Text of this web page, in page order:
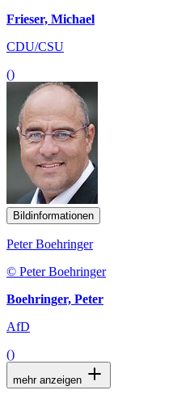
Frieser, Michael
CDU/CSU
()
Bildinformationen
Peter Boehringer
© Peter Boehringer
Boehringer, Peter
AfD
()
mehr anzeigen